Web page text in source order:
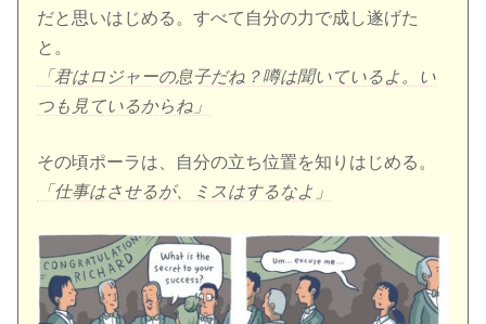
だと思いはじめる。すべて自分の力で成し遂げた
と。
「君はロジャーの息子だね？噂は聞いているよ。い
つも見ているからね」
その頃ポーラは、自分の立ち位置を知りはじめる。
「仕事はさせるが、ミスはするなよ」